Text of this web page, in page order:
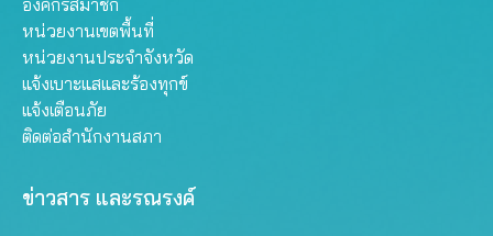
องค์กรสมาชิก
หน่วยงานเขตพื้นที่
หน่วยงานประจำจังหวัด
แจ้งเบาะแสและร้องทุกข์
แจ้งเตือนภัย
ติดต่อสำนักงานสภา
ข่าวสาร และรณรงค์